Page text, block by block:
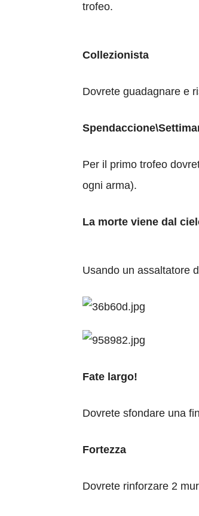
trofeo.
Collezionista
Dovrete guadagnare e
Per il primo trofeo
ogni arma).
La morte viene dal
Usando un assaltatore
Fate largo!
Dovrete sfondare una
Fortezza
Dovrete rinforzare 2